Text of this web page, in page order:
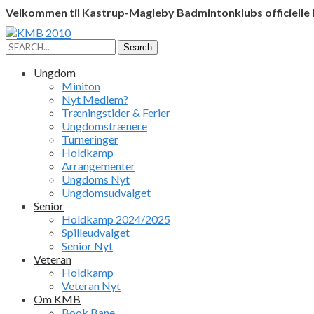
Velkommen til Kastrup-Magleby Badmintonklubs officielle
Facebook
Profile
Instagram
Profile
Search
for:
Search
Ungdom
Miniton
Nyt Medlem?
Træningstider & Ferier
Ungdomstrænere
Turneringer
Holdkamp
Arrangementer
Ungdoms Nyt
Ungdomsudvalget
Senior
Holdkamp 2024/2025
Spilleudvalget
Senior Nyt
Veteran
Holdkamp
Veteran Nyt
Om KMB